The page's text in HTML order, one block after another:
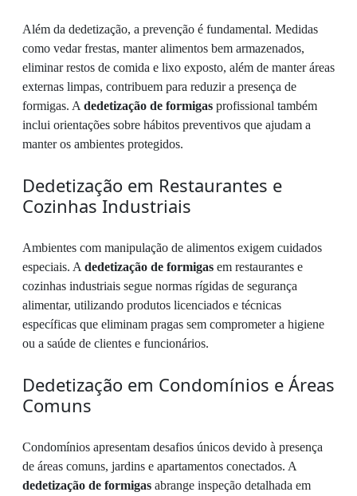
Além da dedetização, a prevenção é fundamental. Medidas
como vedar frestas, manter alimentos bem armazenados,
eliminar restos de comida e lixo exposto, além de manter áreas
externas limpas, contribuem para reduzir a presença de
formigas. A dedetização de formigas profissional também
inclui orientações sobre hábitos preventivos que ajudam a
manter os ambientes protegidos.
Dedetização em Restaurantes e
Cozinhas Industriais
Ambientes com manipulação de alimentos exigem cuidados
especiais. A dedetização de formigas em restaurantes e
cozinhas industriais segue normas rígidas de segurança
alimentar, utilizando produtos licenciados e técnicas
específicas que eliminam pragas sem comprometer a higiene
ou a saúde de clientes e funcionários.
Dedetização em Condomínios e Áreas
Comuns
Condomínios apresentam desafios únicos devido à presença
de áreas comuns, jardins e apartamentos conectados. A
dedetização de formigas abrange inspeção detalhada em